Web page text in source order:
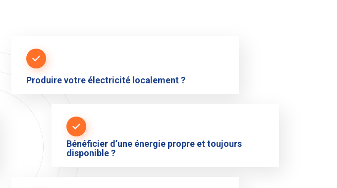
Produire votre électricité localement ?
Bénéficier d’une énergie propre et toujours
disponible ?